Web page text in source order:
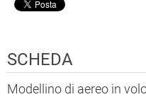
SCHEDA
Modellino di aereo in